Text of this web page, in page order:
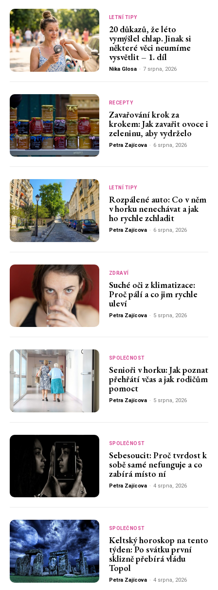
LETNÍ TIPY
20 důkazů, že léto
vymýšlel chlap. Jinak si
některé věci neumíme
vysvětlit – 1. díl
Nika Glosa - 7 srpna, 2026
RECEPTY
Zavařování krok za
krokem: Jak zavařit ovoce i
zeleninu, aby vydrželo
Petra Zajícova - 6 srpna, 2026
LETNÍ TIPY
Rozpálené auto: Co v něm
v horku nenechávat a jak
ho rychle zchladit
Petra Zajícova - 6 srpna, 2026
ZDRAVÍ
Suché oči z klimatizace:
Proč pálí a co jim rychle
uleví
Petra Zajícova - 5 srpna, 2026
SPOLEČNOST
Senioři v horku: Jak poznat
přehřátí včas a jak rodičům
pomoct
Petra Zajícova - 5 srpna, 2026
SPOLEČNOST
Sebesoucit: Proč tvrdost k
sobě samé nefunguje a co
zabírá místo ní
Petra Zajícova - 4 srpna, 2026
SPOLEČNOST
Keltský horoskop na tento
týden: Po svátku první
sklizně přebírá vládu
Topol
Petra Zajícova - 4 srpna, 2026